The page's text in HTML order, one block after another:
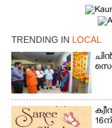
TRENDING IN LOCAL
16ന്